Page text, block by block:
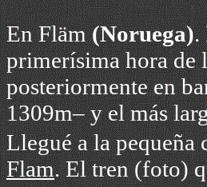
En Fläm(Noruega).
primerísima hora de
posteriormente en
1309m– y el más
Llegué a la
Flam. El tren (foto)